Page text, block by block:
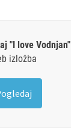
"I love Vodnjan"
izložba